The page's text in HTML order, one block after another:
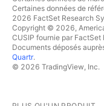
Certaines données de
2026 FactSet Research
Copyright © 2026,
CUSIP fournie par FactSet
Documents déposés
Quartr.
© 2026 TradingView, Inc.